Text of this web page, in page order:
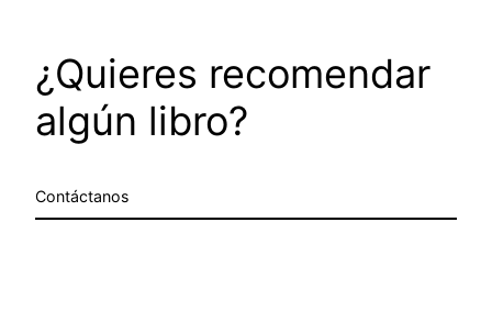
¿Quieres recomendar
algún libro?
Contáctanos